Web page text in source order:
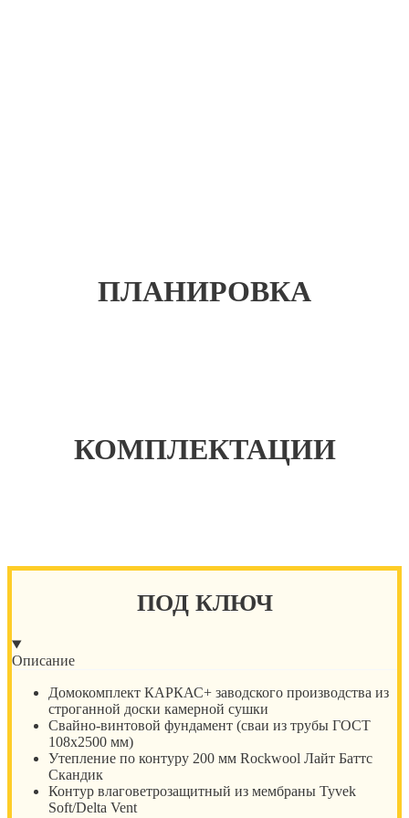
ПЛАНИРОВКА
КОМПЛЕКТАЦИИ
ПОД КЛЮЧ
Описание
Домокомплект КАРКАС+ заводского производства из
строганной доски камерной сушки
Свайно-винтовой фундамент (сваи из трубы ГОСТ
108х2500 мм)
Утепление по контуру 200 мм Rockwool Лайт Баттс
Скандик
Контур влаговетрозащитный из мембраны Tyvek
Soft/Delta Vent